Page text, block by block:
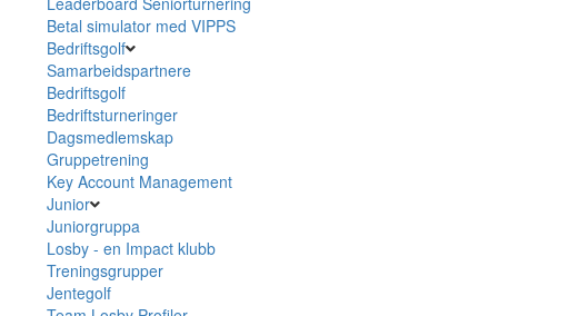
Betal simulator med VIPPS
Bedriftsgolf
Samarbeidspartnere
Bedriftsgolf
Bedriftsturneringer
Dagsmedlemskap
Gruppetrening
Key Account Management
Junior
Juniorgruppa
Losby - en Impact klubb
Treningsgrupper
Jentegolf